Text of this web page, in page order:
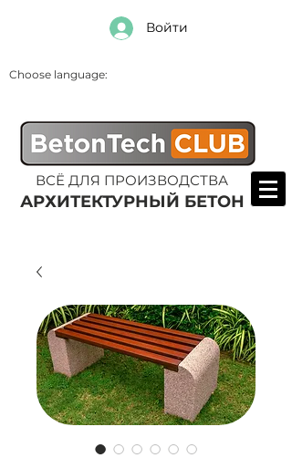
Войти
Choose language:
АРХИТЕКТУРНЫЙ БЕТОН
ВСЁ ДЛЯ ПРОИЗВОДСТВА